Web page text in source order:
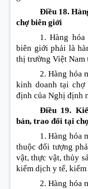
Điều 18.
chợ biên giới
1. Hàng
biên giới phải là
thị trường Việt Nam
2. Hàng hóa
kinh doanh tại
định của Nghị định
Điều 19.
bán, trao đổi tại
1. Hàng hóa
thuộc đối tượng
vật, thực vật, thủy
kiểm dịch y tế,
2. Hàng hóa